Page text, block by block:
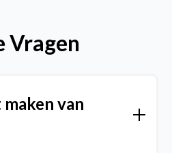
Vragen
van